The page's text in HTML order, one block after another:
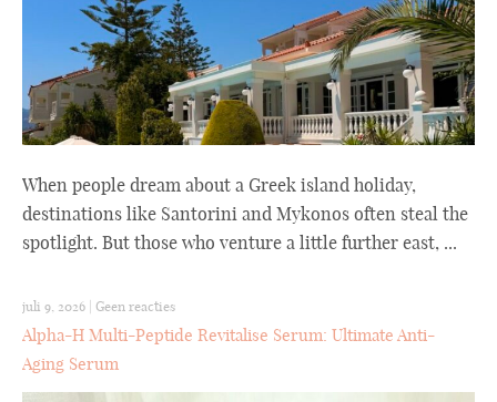
When people dream about a Greek island holiday,
destinations like Santorini and Mykonos often steal the
spotlight. But those who venture a little further east, ...
juli 9, 2026 Geen reacties
Alpha-H Multi-Peptide Revitalise Serum: Ultimate Anti-
Aging Serum